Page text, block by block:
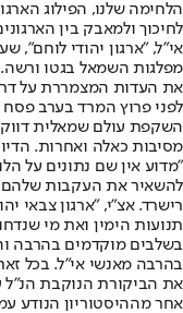
הלחימה שלנו, הפילוג
לחיכוך ולמאבק בין
אי"ל, "ארגון יהודי לוחם",
מפלגות השמאל בגטו ורשה.
לפני פרוץ המרד בערב
השקפת עולם שמאלית
מסיבות כאלה ואחרות.
"מדוע אין שם נתונים על
להשאיר את העקבות שלהם,
רישרד. אצ"י, "ארגון צבאי
תנועות הימין ואת מי
בשלבים מוקדמים בהרבה
בהרבה מאנשי אי"ל. בכל
את הביקורת הנוקבת הנ"ל
אחר מההיסטוריון הנודע